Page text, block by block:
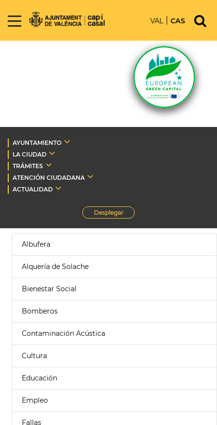
VAL CAS
AYUNTAMIENTO
LA CIUDAD
TRÁMITES
ATENCIÓN CIUDADANA
ACTUALIDAD
Desplegar
Albufera
Alquería de Solache
Bienestar Social
Bomberos
Contaminación Acústica
Cultura
Educación
Empleo
Fallas